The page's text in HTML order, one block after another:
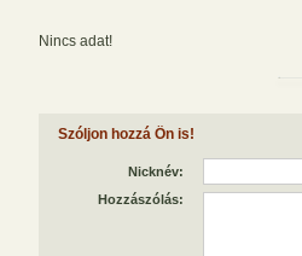
Nincs adat!
Szóljon hozzá Ön is!
Nicknév:
Hozzászólás: